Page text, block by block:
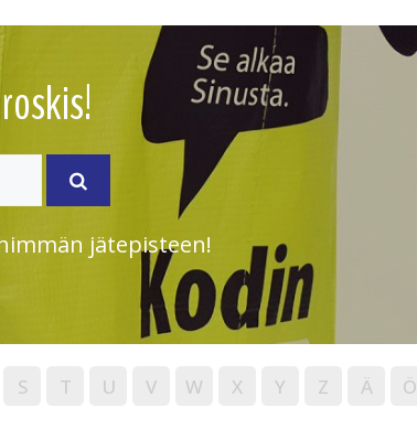
jätepisteen!
S T U V W X Y Z Ä Ö